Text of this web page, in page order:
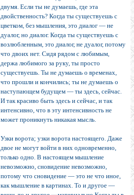
двумя. Если ты не думаешь, где эта
двойственность? Когда ты существуешь с
цветком, без мышления, это диалог — не
дуалог, но диалог. Когда ты существуешь с
возлюблен­ным, это диалог, не дуалог, потому
что двоих нет. Сидя рядом с любимым,
держа любимого за руку, ты просто
существуешь. Ты не думаешь о временах,
что прошли и кончились; ты не думаешь о
наступающем будущем — ты здесь, сейчас.
И так красиво быть здесь и сейчас, и так
интенсивно, что в эту интенсивность не
может про­никнуть никакая мысль.
Узки ворота; узки ворота настоящего. Даже
двое не могут войти в них одновременно,
только одно. В насто­ящем мышление
невозможно, сновидение невозможно,
потому что сновидение — это не что иное,
как мышление в картинах. То и другое —